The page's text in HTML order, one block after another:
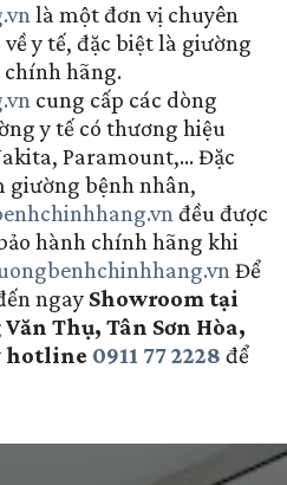
là một đơn vị chuyên
y tế, đặc biệt là giường
chính hãng.
cung cấp các dòng
y tế có thương hiệu
Paramount,...Đặc
giường bệnh nhân,
đều được
hành chính hãng khi
Để
ngay Showroom tại
Thụ, Tân Sơn Hòa,
hotline 0911 77 2228 để